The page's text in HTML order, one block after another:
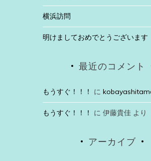
横浜訪問
明けましておめでとうございます
最近のコメント
もうすぐ！！！ に
もうすぐ！！！ に 伊藤貴佳より
アーカイブ